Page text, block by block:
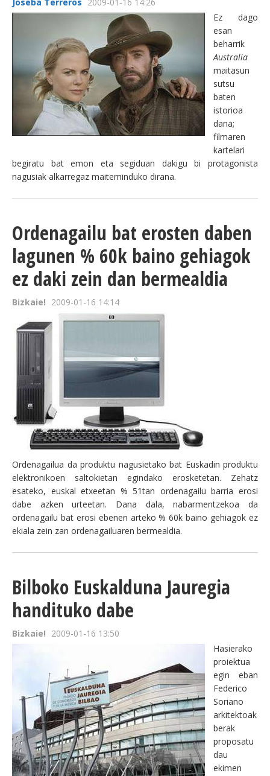
Ez dago
esan
beharrik
Australia
maitasun
sutsu
baten
istorioa
dana;
filmaren
kartelari
begiratu bat emon eta segiduan dakigu bi protagonista
nagusiak alkarregaz maiteminduko dirana.
Ordenagailu bat erosten daben
lagunen % 60k baino gehiagok
ez daki zein dan bermealdia
Bizkaie! 2009-01-16 14:14
Ordenagailua da produktu nagusietako bat Euskadin produktu
elektronikoen saltokietan egindako erosketetan. Zehatz
esateko, euskal etxeetan % 51tan ordenagailu barria erosi
dabe azken urteetan. Dana dala, nabarmentzekoa da
ordenagailu bat erosi ebenen arteko % 60k baino gehiagok ez
ekiala zein zan ordenagailuaren bermealdia.
Bilboko Euskalduna Jauregia
handituko dabe
Bizkaie! 2009-01-16 13:50
Hasierako
proiektua
egin eban
Federico
Soriano
arkitektoak
berak
proposatu
dau
ekimen